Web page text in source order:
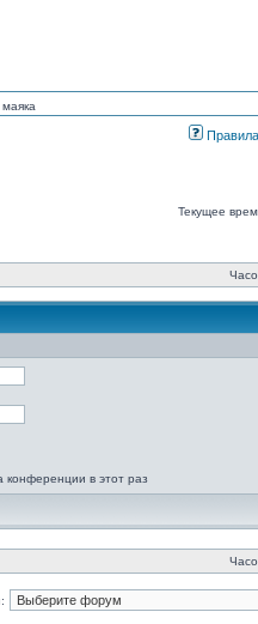
Текущее
конференции в этот раз